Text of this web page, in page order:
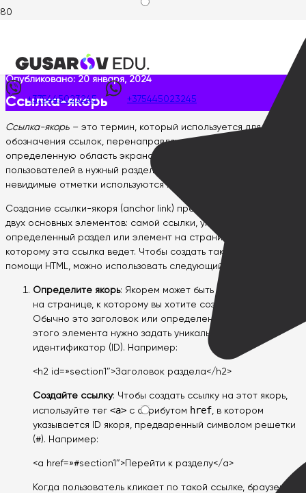
+375445023245 +375445023245
Ссылка-якорь
Опубликовано: 20 января, 2024
Ссылка-якорь
Ссылка-якорь – это термин, который используется для
обозначения ссылок, перенаправляющих пользователей на
определенную область экрана. Якорные ссылки направляют
пользователей в нужный раздел сайта. Чаще всего такие
невидимые отметки используются на одностраничных сайтах.
Создание ссылки-якоря (anchor link) предполагает наличие
двух основных элементов: самой ссылки, указывающей на
определенный раздел или элемент на странице, и якоря, к
которому эта ссылка ведет. Чтобы создать такую ссылку при
помощи HTML, можно использовать следующий подход:
Определите якорь: Якорем может быть любой элемент
на странице, к которому вы хотите создать ссылку.
Обычно это заголовок или определенный раздел. Для
этого элемента нужно задать уникальный
идентификатор (ID). Например:
<h2 id=»section1″>Заголовок раздела</h2>
Создайте ссылку: Чтобы создать ссылку на этот якорь,
используйте тег <a> с атрибутом href , в котором
указывается ID якоря, предваренный символом решетки
(#). Например:
<a href=»#section1″>Перейти к разделу</a>
Когда пользователь кликает по такой ссылке, браузер